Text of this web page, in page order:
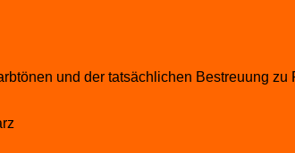
und der tatsächlichen Bestreuung